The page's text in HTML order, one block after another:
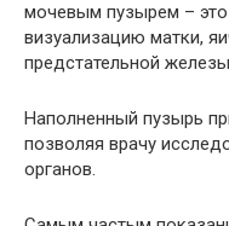
мочевым пузырем –
визуализацию матки,
предстательной
Наполненный пузырь
позволяя врачу
органов.